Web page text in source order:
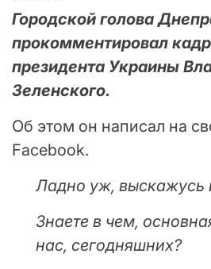
Городской голова
прокомментировал
президента Украины
Зеленского.
Об этом он написал на
Facebook.
Ладно уж, выскажусь
Знаете в чем,
нас, сегодняшних?